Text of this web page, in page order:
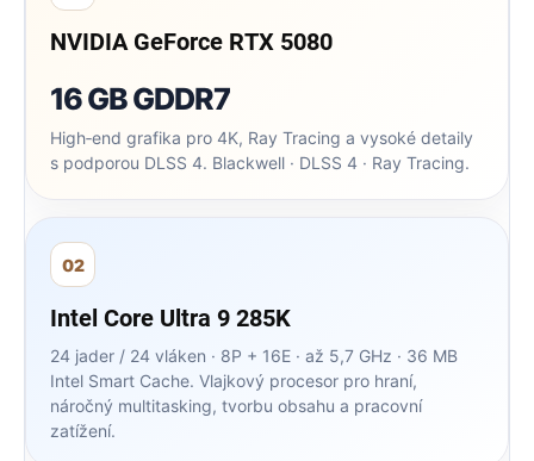
NVIDIA GeForce RTX 5080
16 GB GDDR7
High‑end grafika pro 4K, Ray Tracing a vysoké detaily
s podporou DLSS 4. Blackwell · DLSS 4 · Ray Tracing.
02
Intel Core Ultra 9 285K
24 jader / 24 vláken · 8P + 16E · až 5,7 GHz · 36 MB
Intel Smart Cache. Vlajkový procesor pro hraní,
náročný multitasking, tvorbu obsahu a pracovní
zatížení.